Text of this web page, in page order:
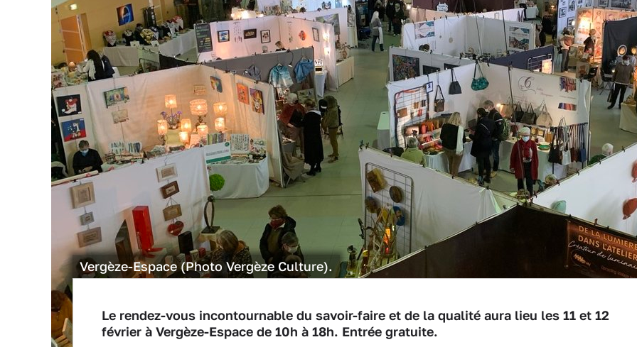
Vergèze-Espace (Photo Vergèze Culture).
Le rendez-vous incontournable du savoir-faire et de la qualité aura lieu les 11 et 12
février à Vergèze-Espace de 10h à 18h. Entrée gratuite.